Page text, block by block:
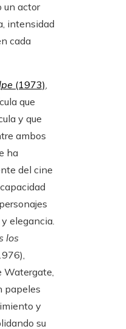
un actor
intensidad
cada
(1973),
que
y que
ambos
ha
del cine
elegancia.
los
Watergate,
papeles
y
su